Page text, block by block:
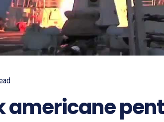
americane